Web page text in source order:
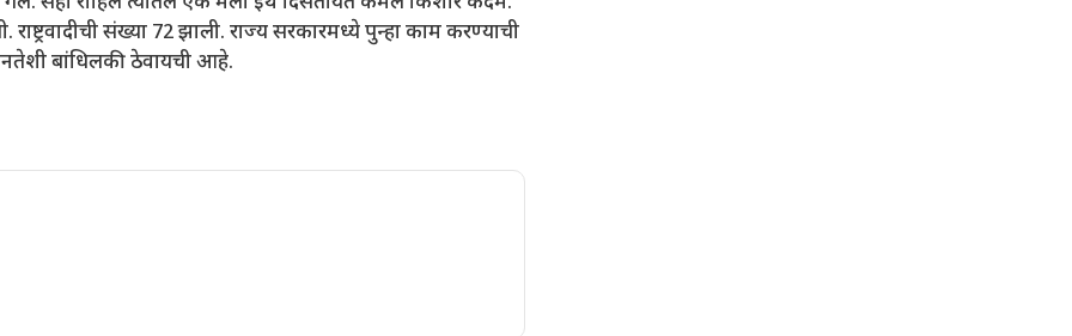
संख्या 72 झाली. राज्य सरकारमध्ये पुन्हा काम करण्याची
बांधिलकी ठेवायची आहे.